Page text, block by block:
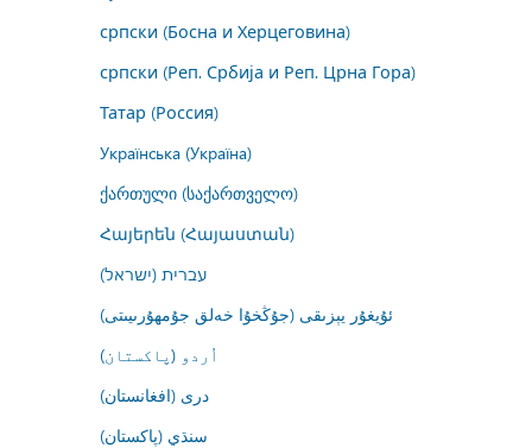
српски (Босна и Херцеговина)
српски (Реп. Србија и Реп. Црна Гора)
Татар (Россия)
Українська (Україна)
ქართული (საქართველო)
Հայերեն (Հայաստան)
עברית (ישראל)
ئۇيغۇر يېزىقى (جۇڭخۇا خەلق جۇمھۇرىيىتى)
اُردو (پاکستان)
درى (افغانستان)
سنڌي (پاکستان)